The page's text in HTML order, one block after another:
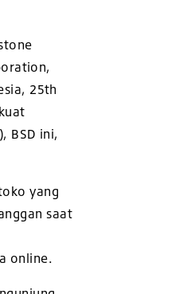
25th
BSD ini,
yang
saat
online.